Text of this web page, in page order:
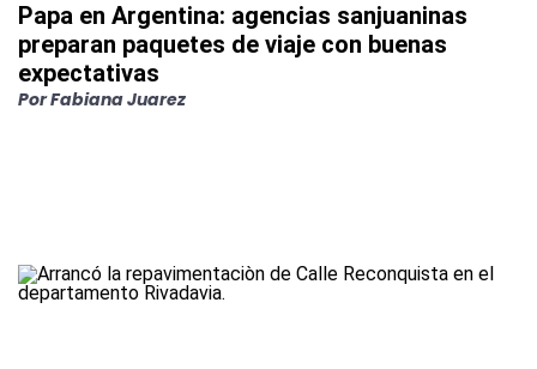
Papa en Argentina: agencias sanjuaninas
preparan paquetes de viaje con buenas
expectativas
PorFabiana Juarez